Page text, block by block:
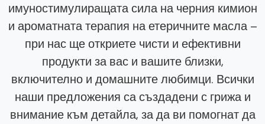
имуностимулиращата сила на черния кимион
и ароматната терапия на етеричните масла –
при нас ще откриете чисти и ефективни
продукти за вас и вашите близки,
включително и домашните любимци. Всички
наши предложения са създадени с грижа и
внимание към детайла, за да ви помогнат да